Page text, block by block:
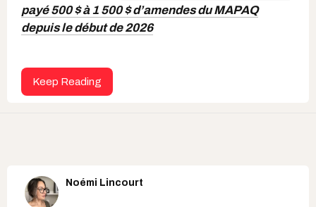
payé 500 $ à 1 500 $ d’amendes du MAPAQ
depuis le début de 2026
Keep Reading
Noémi Lincourt